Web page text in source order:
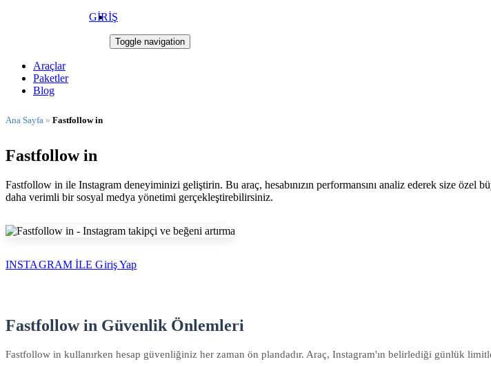
GİRİŞ
Toggle navigation
Araçlar
Paketler
Blog
Ana Sayfa » Fastfollow in
Fastfollow in
Fastfollow in ile Instagram deneyiminizi geliştirin. Bu araç, hesabınızın performansını analiz ederek size
daha verimli bir sosyal medya yönetimi gerçekleştirebilirsiniz.
INSTAGRAM İLE Giriş Yap
Fastfollow in Güvenlik Önlemleri
Fastfollow in kullanırken hesap güvenliğiniz her zaman ön plandadır. Araç, Instagram'ın belirlediği günlük